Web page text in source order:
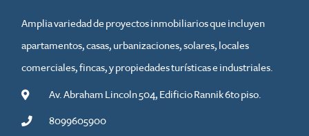
Amplia variedad de proyectos inmobiliarios que incluyen
apartamentos, casas, urbanizaciones, solares, locales
comerciales, fincas, y propiedades turísticas e industriales.
Av. Abraham Lincoln 504, Edificio Rannik 6to piso.
8099605900